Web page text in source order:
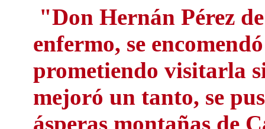
"Don Hernán Pérez
enfermo, se
prometiendo visitarla
mejoró un tanto, se
ásperas montañas de